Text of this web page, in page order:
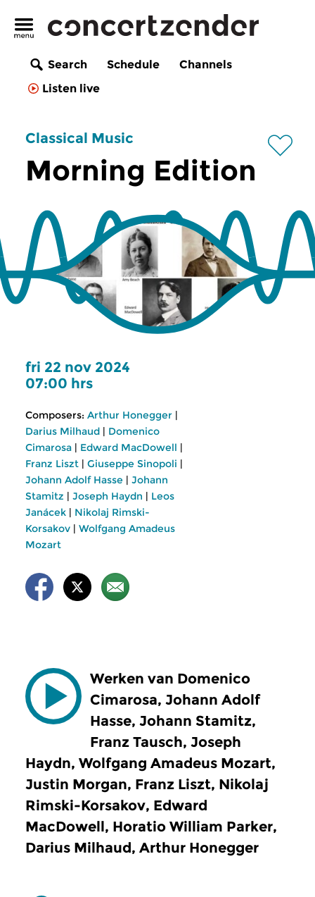
Search Schedule
Channels
Listen live
Classical Music
Morning Edition
fri 22 nov 2024
07:00 hrs
Composers: Arthur Honegger |
Darius Milhaud | Domenico
Cimarosa | Edward MacDowell |
Franz Liszt | Giuseppe Sinopoli |
Johann Adolf Hasse | Johann
Stamitz | Joseph Haydn | Leos
Janácek | Nikolaj Rimski-
Korsakov | Wolfgang Amadeus
Mozart
Werken van Domenico
Cimarosa, Johann Adolf
Hasse, Johann Stamitz,
Franz Tausch, Joseph
Haydn, Wolfgang Amadeus Mozart,
Justin Morgan, Franz Liszt, Nikolaj
Rimski-Korsakov, Edward
MacDowell, Horatio William Parker,
Darius Milhaud, Arthur Honegger